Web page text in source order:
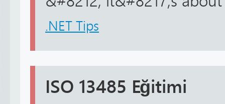
.NET Tips
ISO 13485 Eğitimi